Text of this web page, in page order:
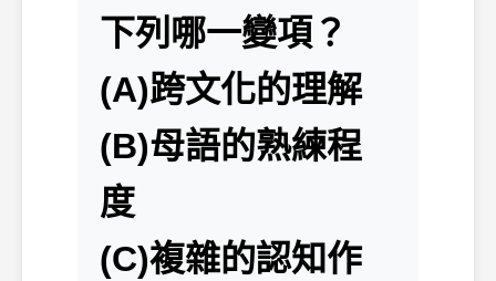
下列哪一變項？
(A)跨文化的理解
(B)母語的熟練程
度
(C)複雜的認知作